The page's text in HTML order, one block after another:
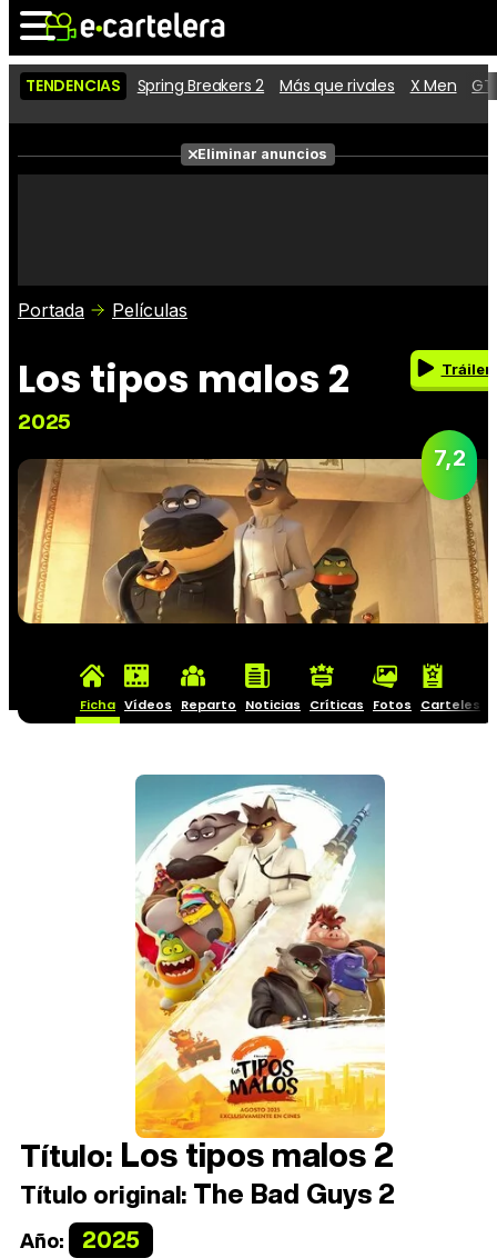
Noticias
Cartelera
Críticas
TENDENCIAS Spring Breakers 2 Más que rivales X Men
Eliminar anuncios
Portada Películas
Los tipos malos 2
2025
Tráiler
7,2
Ficha Vídeos Reparto Noticias Críticas Fotos Carteles
Título: Los tipos malos 2
Título original: The Bad Guys 2
Año: 2025